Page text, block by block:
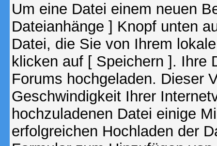
Um eine Datei einem neuen
Dateianhänge ] Knopf unten
Datei, die Sie von Ihrem
klicken auf [ Speichern ]. Ihre
Forums hochgeladen. Dieser
Geschwindigkeit Ihrer
hochzuladenen Datei einige
erfolgreichen Hochladen der